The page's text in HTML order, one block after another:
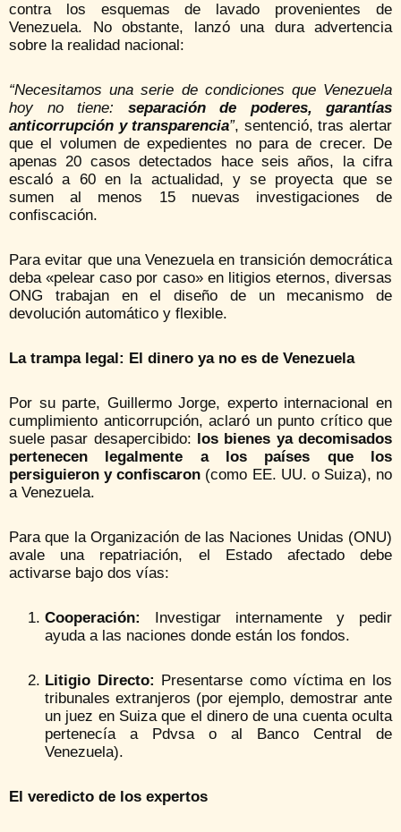
contra los esquemas de lavado provenientes de
Venezuela. No obstante, lanzó una dura advertencia
sobre la realidad nacional:
“Necesitamos una serie de condiciones que Venezuela
hoy no tiene: separación de poderes, garantías
anticorrupción y transparencia”, sentenció, tras alertar
que el volumen de expedientes no para de crecer. De
apenas 20 casos detectados hace seis años, la cifra
escaló a 60 en la actualidad, y se proyecta que se
sumen al menos 15 nuevas investigaciones de
confiscación.
Para evitar que una Venezuela en transición democrática
deba «pelear caso por caso» en litigios eternos, diversas
ONG trabajan en el diseño de un mecanismo de
devolución automático y flexible.
La trampa legal: El dinero ya no es de Venezuela
Por su parte, Guillermo Jorge, experto internacional en
cumplimiento anticorrupción, aclaró un punto crítico que
suele pasar desapercibido:
los bienes ya decomisados
pertenecen legalmente a los países que los
persiguieron y confiscaron (como EE. UU. o Suiza), no
a Venezuela.
Para que la Organización de las Naciones Unidas (ONU)
avale una repatriación, el Estado afectado debe
activarse bajo dos vías:
Cooperación:
Investigar internamente y pedir
ayuda a las naciones donde están los fondos.
Litigio Directo: Presentarse como víctima en los
tribunales extranjeros (por ejemplo, demostrar ante
un juez en Suiza que el dinero de una cuenta oculta
pertenecía a Pdvsa o al Banco Central de
Venezuela).
El veredicto de los expertos